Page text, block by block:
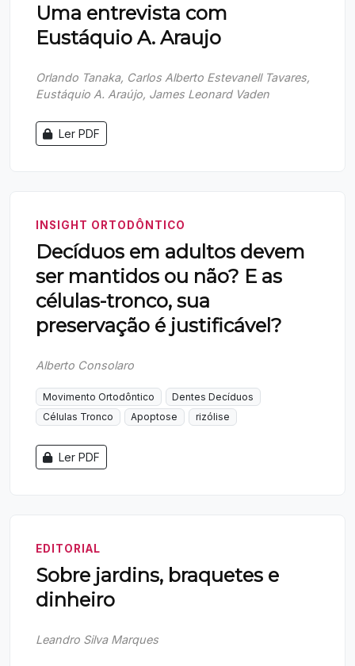
Uma entrevista com
Eustáquio A. Araujo
Orlando Tanaka, Carlos Alberto Estevanell Tavares,
Eustáquio A. Araújo, James Leonard Vaden
Ler PDF
INSIGHT ORTODÔNTICO
Decíduos em adultos devem
ser mantidos ou não? E as
células-tronco, sua
preservação é justificável?
Alberto Consolaro
Movimento Ortodôntico
Dentes Decíduos
Células Tronco
Apoptose rizólise
Ler PDF
EDITORIAL
Sobre jardins, braquetes e
dinheiro
Leandro Silva Marques